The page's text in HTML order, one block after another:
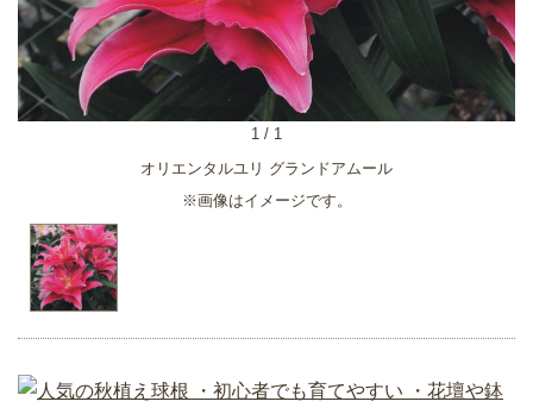
オリエンタルユリ グランドアムール
※画像はイメージです。
1 / 1